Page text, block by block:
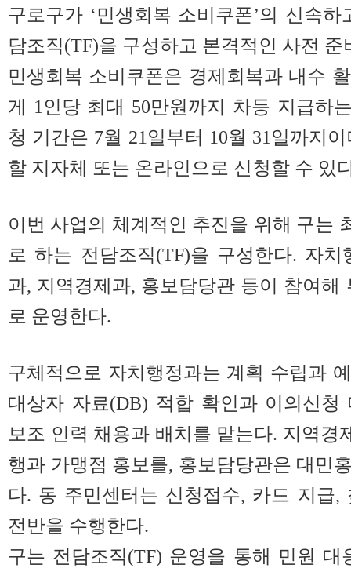
구로구가 ‘민생회복 소비쿠폰’의 신속
담조직(TF)을 구성하고 본격적인 사전 준
민생회복 소비쿠폰은 경제회복과 내수
게 1인당 최대 50만원까지 차등 지급하
청 기간은 7월 21일부터 10월 31일까지
할 지자체 또는 온라인으로 신청할 수 있
이번 사업의 체계적인 추진을 위해 구는
로 하는 전담조직(TF)을 구성한다. 자
과, 지역경제과, 홍보담당관 등이 참여해
로 운영한다.
구체적으로 자치행정과는 계획 수립과
대상자 자료(DB) 적합 확인과 이의신청
보조 인력 채용과 배치를 맡는다. 지역경
행과 가맹점 홍보를, 홍보담당관은 대민
다. 동 주민센터는 신청접수, 카드 지급,
전반을 수행한다.
구는 전담조직(TF) 운영을 통해 민원